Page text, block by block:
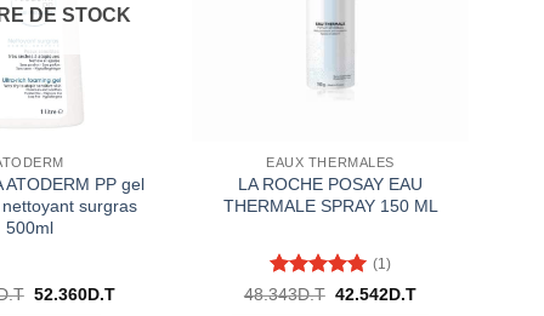
DE STOCK
ATODERM PP gel
surgras
500ml
Le
52.360D.TLe
EAUX THERMALES
LA ROCHE POSAY EAU
THERMALE SPRAY 150 ML
Note5 sur
(1)
48.343D.T Le
42.542D.TLe